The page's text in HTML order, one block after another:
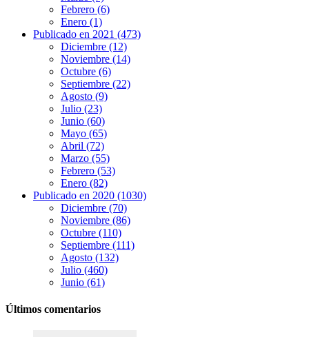
Febrero (6)
Enero (1)
Publicado en 2021 (473)
Diciembre (12)
Noviembre (14)
Octubre (6)
Septiembre (22)
Agosto (9)
Julio (23)
Junio (60)
Mayo (65)
Abril (72)
Marzo (55)
Febrero (53)
Enero (82)
Publicado en 2020 (1030)
Diciembre (70)
Noviembre (86)
Octubre (110)
Septiembre (111)
Agosto (132)
Julio (460)
Junio (61)
Últimos comentarios